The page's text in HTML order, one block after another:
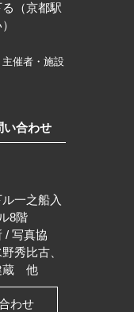
（京都駅
催者・施設
い合わせ
一之船入
8階
/ 写真協
秀比古、
蔵 他
わせ